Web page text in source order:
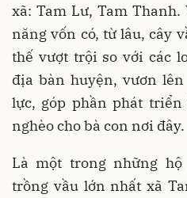
xã: Tam Lư, Tam
năng vốn có, từ lâu, cây
thế vượt trội so với các
địa bàn huyện, vươn
lực, góp phần phát
nghèo cho bà con nơi đây.
Là một trong những
trồng vầu lớn nhất xã